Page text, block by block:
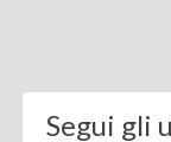
Segui gli